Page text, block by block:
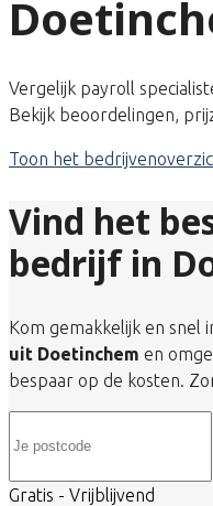
Vergelijk payroll
Bekijk beoordelingen,
Toon het
Vind het
bedrijf in
Kom gemakkelijk en snel
uit Doetinchem en
bespaar op de kosten.
Gratis - Vrijblijvend